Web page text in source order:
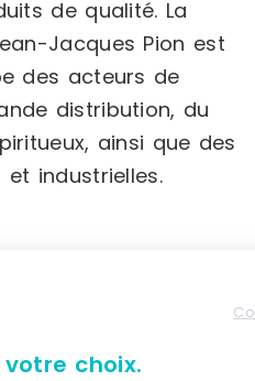
de qualité. La
Jacques Pion est
des acteurs de
distribution, du
ainsi que des
industrielles.
choix.